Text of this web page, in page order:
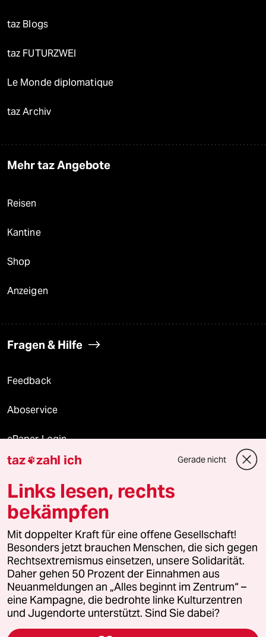
taz Blogs
taz FUTURZWEI
Le Monde diplomatique
taz Archiv
Mehr taz Angebote
Reisen
Kantine
Shop
Anzeigen
Fragen & Hilfe
Feedback
Aboservice
ePaper Login
Downloads für Abonnierende
© 2026 taz Verlags und Vertriebs GmbH
Alle Rechte vorbehalten. Bei rechtlichen Fragen oder für Genehmigungen
wenden Sie sich bitte an
lizenzen@taz.de
Feedback Redaktionsstatut Kommune-Richtlinien
Leitlinie Informant Datenschutz Impressum AGB
taz zahl ich Gerade nicht
Links lesen, rechts
bekämpfen
Mit doppelter Kraft für eine offene Gesellschaft!
Besonders jetzt brauchen Menschen, die sich gegen
Rechtsextremismus einsetzen, unsere Solidarität.
Daher gehen 50 Prozent der Einnahmen aus
Neuanmeldungen an „Alles beginnt im Zentrum“ –
eine Kampagne, die bedrohte linke Kulturzentren
und Jugendorte unterstützt. Sind Sie dabei?